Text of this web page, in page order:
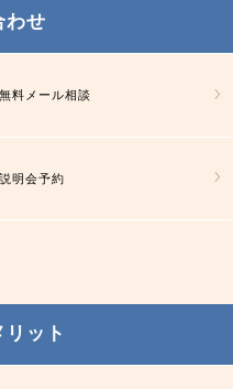
わせ
無料メール相談
説明会予約
ット